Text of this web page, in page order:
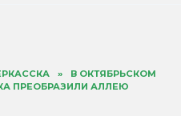
»
В ОКТЯБРЬСКОМ
ПРЕОБРАЗИЛИ АЛЛЕЮ